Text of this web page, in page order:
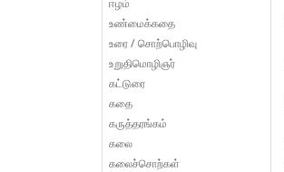
உண்மைக்கதை
உரை / சொற்பொழிவு
உறுதிமொழிஞர்
கட்டுரை
கதை
கருத்தரங்கம்
கலை
கலைச்சொற்கள்